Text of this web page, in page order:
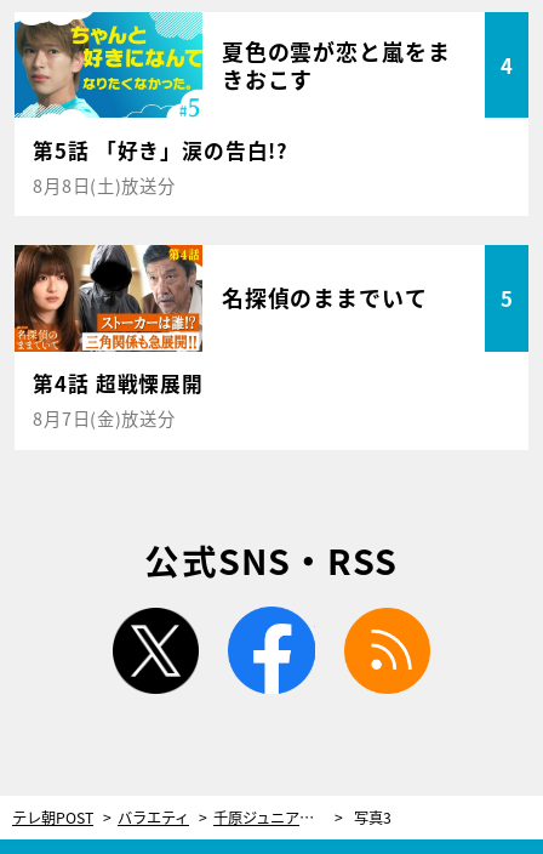
夏色の雲が恋と嵐をま
きおこす
4
第5話 「好き」涙の告白!?
8月8日(土)放送分
名探偵のままでいて 5
第4話 超戦慄展開
8月7日(金)放送分
公式SNS・RSS
twitter facebook
テレ朝POST バラエティ 千原ジュニアに漫才をやめさせた…“伝説のコンビ”ベイブルースの圧倒的実力 写真3